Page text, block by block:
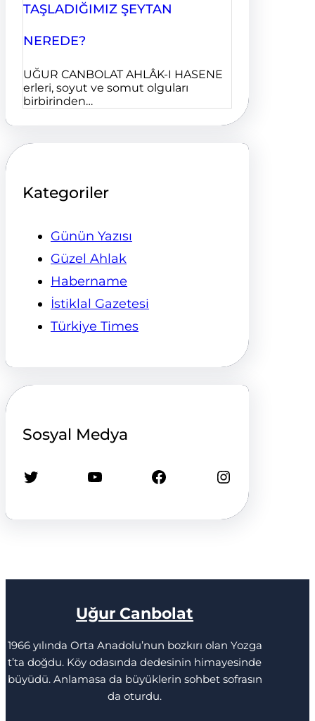
TAŞLADIĞIMIZ ŞEYTAN
NEREDE?
UĞUR CANBOLAT AHLÂK-I HASENE
erleri, soyut ve somut olguları
birbirinden…
Kategoriler
Günün Yazısı
Güzel Ahlak
Habername
İstiklal Gazetesi
Türkiye Times
Sosyal Medya
Twitter YouTube Facebook Instagram
Uğur Canbolat
1966 yılında Orta Anadolu’nun bozkırı olan Yozga
t’ta doğdu. Köy odasında dedesinin himayesinde
büyüdü. Anlamasa da büyüklerin sohbet sofrasın
da oturdu.